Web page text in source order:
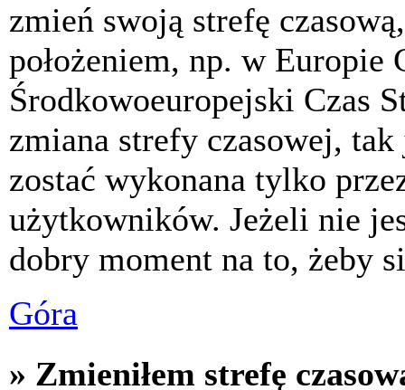
zmień swoją strefę
położeniem, np. w Europie
Środkowoeuropejski Czas
zmiana strefy czasowej,
zostać wykonana tylko
użytkowników. Jeżeli nie
dobry moment na to, żeby
Góra
» Zmieniłem strefę